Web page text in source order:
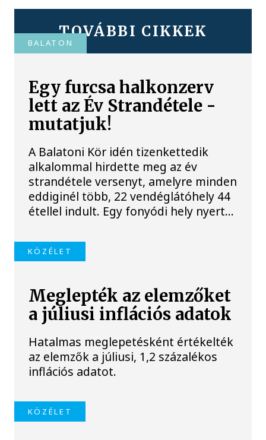
TOVÁBBI CIKKEK
BALATON
Egy furcsa halkonzerv
lett az Év Strandétele -
mutatjuk!
A Balatoni Kör idén tizenkettedik
alkalommal hirdette meg az év
strandétele versenyt, amelyre minden
eddiginél több, 22 vendéglátóhely 44
étellel indult. Egy fonyódi hely nyert...
KÖZÉLET
Meglepték az elemzőket
a júliusi inflációs adatok
Hatalmas meglepetésként értékelték
az elemzők a júliusi, 1,2 százalékos
inflációs adatot.
KÖZÉLET